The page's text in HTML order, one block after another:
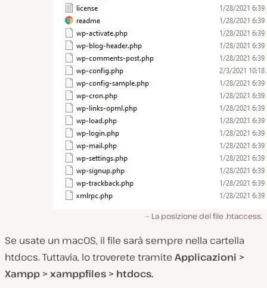
La posizione del file .htaccess.
Se usate un macOS, il file sarà sempre nella cartella
htdocs. Tuttavia, lo troverete tramite Applicazioni >
Xampp > xamppfiles > htdocs.